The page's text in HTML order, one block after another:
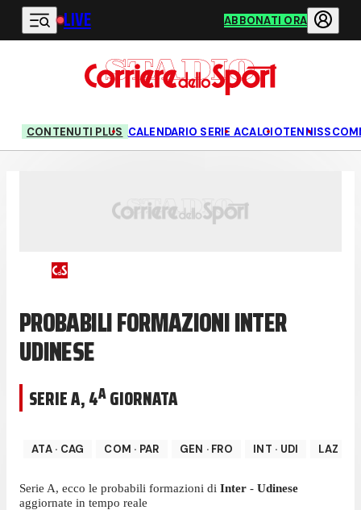
Vai al contenuto principale
LIVE ABBONATI ORA
CONTENUTI PLUS CALENDARIO SERIE ACALCIOTENNIS
PROBABILI FORMAZIONI INTER
UDINESE
SERIE A,4AGIORNATA
ATA· CAG COM · PAR GEN · FRO INT · UDI LAZ
Serie A, ecco le probabili formazioni di Inter - Udinese
aggiornate in tempo reale